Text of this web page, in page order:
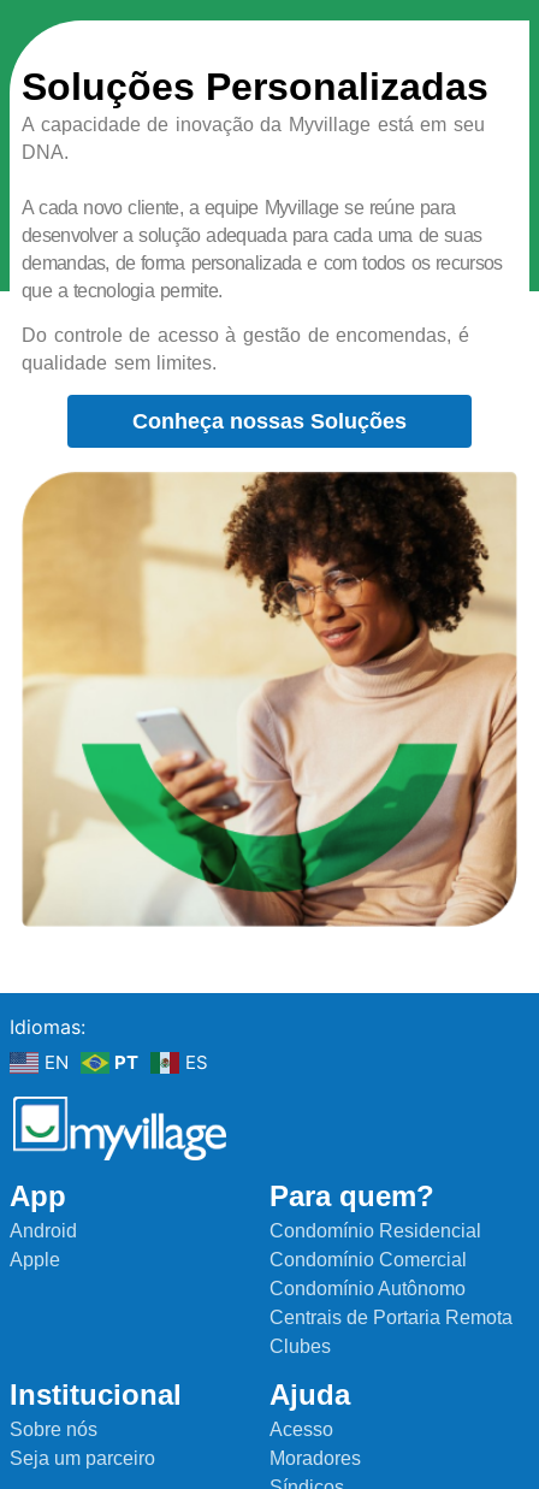
Soluções Personalizadas
A capacidade de inovação da Myvillage está em seu
DNA.
A cada novo cliente, a equipe Myvillage se reúne para
desenvolver a solução adequada para cada uma de suas
demandas, de forma personalizada e com todos os recursos
que a tecnologia permite.
Do controle de acesso à gestão de encomendas, é
qualidade sem limites.
Conheça nossas Soluções
Idiomas:
EN PT ES
App
Android
Apple
Para quem?
Condomínio Residencial
Condomínio Comercial
Condomínio Autônomo
Centrais de Portaria Remota
Clubes
Institucional
Sobre nós
Seja um parceiro
Ajuda
Acesso
Moradores